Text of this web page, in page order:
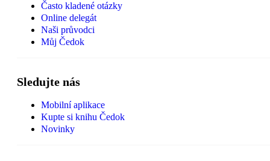
Často kladené otázky
Online delegát
Naši průvodci
Můj Čedok
Sledujte nás
Mobilní aplikace
Kupte si knihu Čedok
Novinky